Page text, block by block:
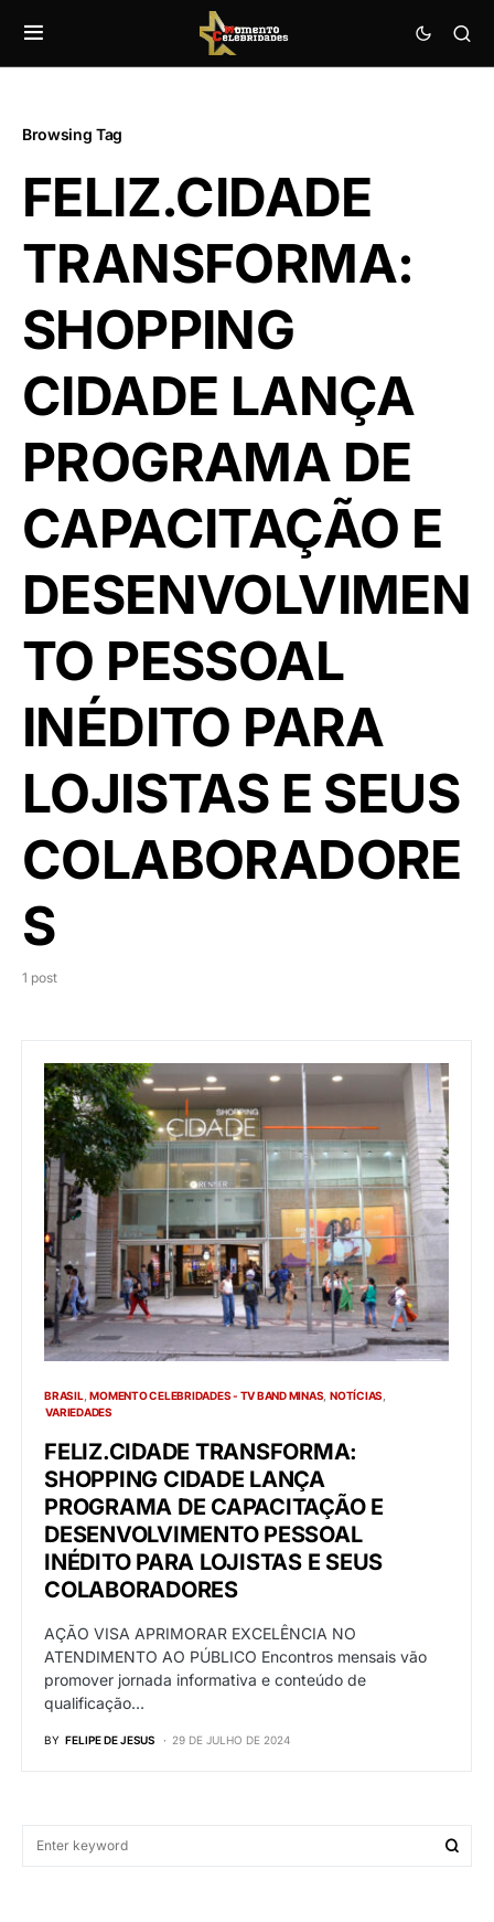
Browsing Tag
FELIZ.CIDADE
TRANSFORMA:
SHOPPING
CIDADE LANÇA
PROGRAMA DE
CAPACITAÇÃO E
DESENVOLVIMEN
TO PESSOAL
INÉDITO PARA
LOJISTAS E SEUS
COLABORADORE
S
1 post
BRASIL MOMENTO CELEBRIDADES - TV BAND MINAS NOTÍCIAS
VARIEDADES
FELIZ.CIDADE TRANSFORMA:
SHOPPING CIDADE LANÇA
PROGRAMA DE CAPACITAÇÃO E
DESENVOLVIMENTO PESSOAL
INÉDITO PARA LOJISTAS E SEUS
COLABORADORES
AÇÃO VISA APRIMORAR EXCELÊNCIA NO
ATENDIMENTO AO PÚBLICO Encontros mensais vão
promover jornada informativa e conteúdo de
qualificação…
BY FELIPE DE JESUS 29 DE JULHO DE 2024